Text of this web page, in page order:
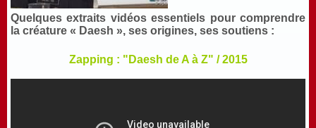
Quelques extraits vidéos essentiels pour comprendre
la créature « Daesh », ses origines, ses soutiens :
Zapping : "Daesh de A à Z" / 2015